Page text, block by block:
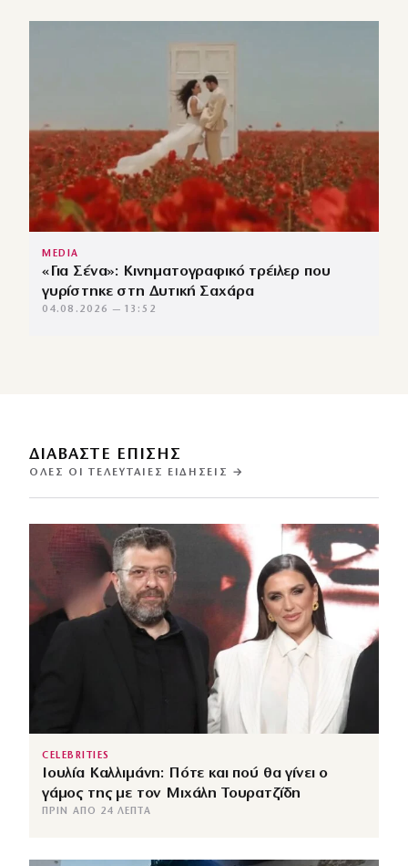
MEDIA
«Για Σένα»: Κινηματογραφικό τρέιλερ που
γυρίστηκε στη Δυτική Σαχάρα
04.08.2026 — 13:52
ΔΙΑΒΑΣΤΕ ΕΠΙΣΗΣ
ΌΛΕΣ ΟΙ ΤΕΛΕΥΤΑΊΕΣ ΕΙΔΉΣΕΙΣ →
CELEBRITIES
Ιουλία Καλλιμάνη: Πότε και πού θα γίνει ο
γάμος της με τον Μιχάλη Τουρατζίδη
ΠΡΙΝ ΑΠΌ 24 ΛΕΠΤΆ